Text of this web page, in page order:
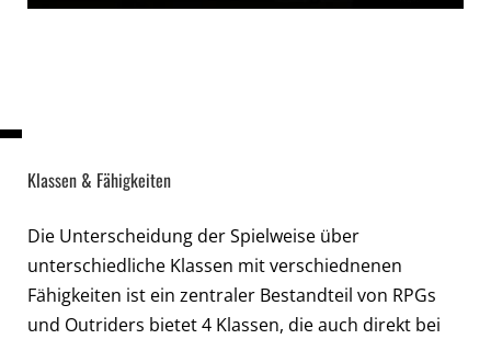
Klassen & Fähigkeiten
Die Unterscheidung der Spielweise über
unterschiedliche Klassen mit verschiednenen
Fähigkeiten ist ein zentraler Bestandteil von RPGs
und Outriders bietet 4 Klassen, die auch direkt bei